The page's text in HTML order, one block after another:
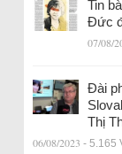
Tin
Đức
07/08/
Đài
Thị
06/08/2023 - 5.165